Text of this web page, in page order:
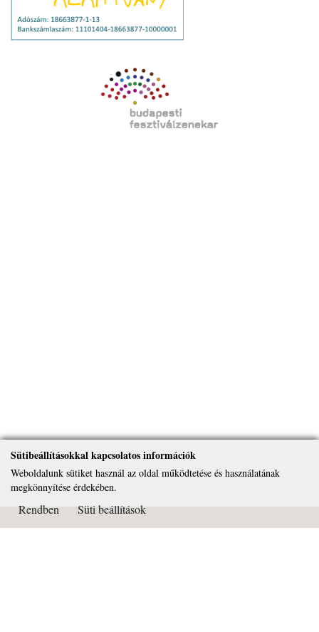
Sütibeállításokkal kapcsolatos információk
Weboldalunk sütiket használ az oldal működtetése és használatának
megkönnyítése érdekében.
Rendben Süti beállítások